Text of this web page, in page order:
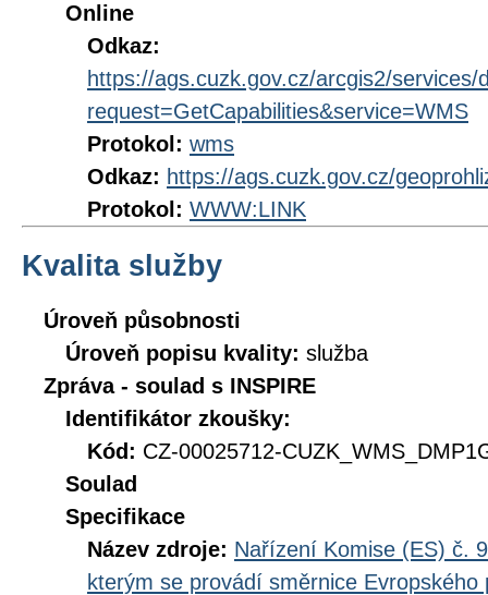
Online
Odkaz:
https://ags.cuzk.gov.cz/arcgis2/
request=GetCapabilities&service=WMS
Protokol: wms
Odkaz: https://ags.cuzk.gov.cz/
Protokol: WWW:LINK
Kvalita služby
Úroveň působnosti
Úroveň popisu kvality: služba
Zpráva - soulad s INSPIRE
Identifikátor zkoušky:
Kód: CZ-00025712-
Soulad
Specifikace
Název zdroje: Nařízení Komise (ES) č.
kterým se provádí směrnice